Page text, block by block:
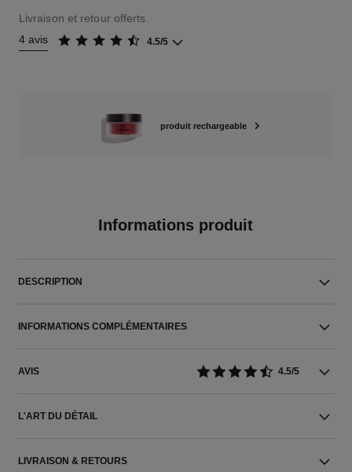
Livraison et retour offerts.
4 avis
4.5/5
produit rechargeable
Informations produit
DESCRIPTION
INFORMATIONS COMPLÉMENTAIRES
AVIS 4.5/5
L'ART DU DÉTAIL
LIVRAISON & RETOURS